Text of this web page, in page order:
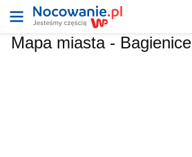
Mapa miasta - Bagienice